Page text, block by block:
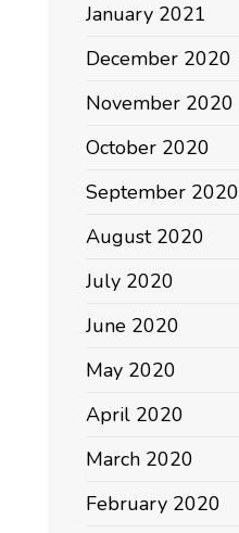
January 2021
December 2020
November 2020
October 2020
September 2020
August 2020
July 2020
June 2020
May 2020
April 2020
March 2020
February 2020